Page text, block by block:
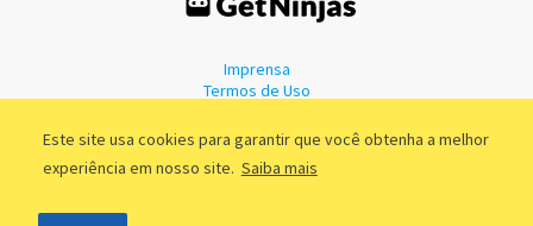
Este site usa cookies para garantir que você obtenha a melhor
experiência em nosso site. Saiba mais
Imprensa
Termos de Uso
©2011 - 2026, GetNinjas LTDA. CNPJ 55.744.877/0001-89 - Rua Dr.